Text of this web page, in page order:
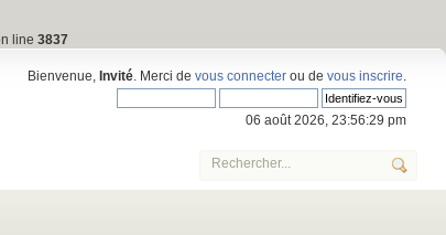
line 3837
Bienvenue,Invité . Merci devous connecter ou devous inscrire
06 août 2026, 23:56:29 pm